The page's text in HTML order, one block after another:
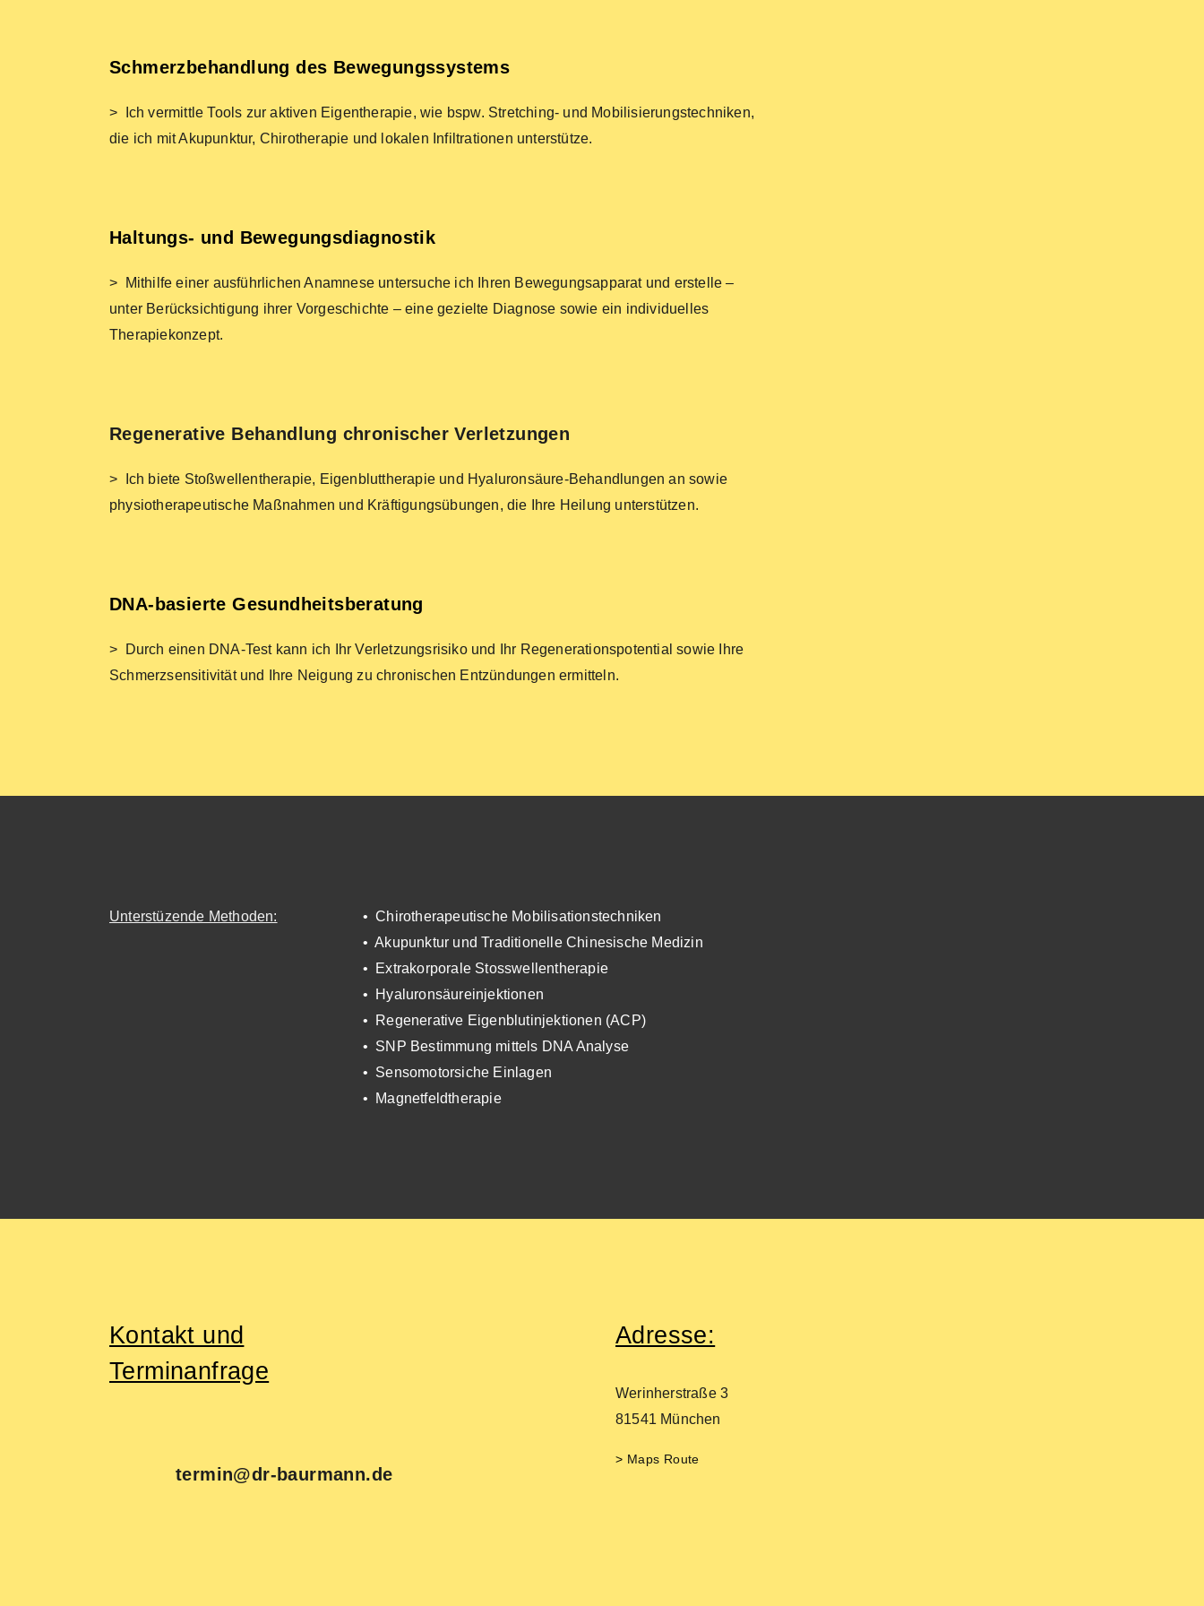
Schmerzbehandlung des Bewegungssystems
> Ich vermittle Tools zur aktiven Eigentherapie, wie bspw. Stretching- und Mobilisierungstechniken,
die ich mit Akupunktur, Chirotherapie und lokalen Infiltrationen unterstütze.
Haltungs- und Bewegungsdiagnostik
> Mithilfe einer ausführlichen Anamnese untersuche ich Ihren Bewegungsapparat und erstelle –
unter Berücksichtigung ihrer Vorgeschichte – eine gezielte Diagnose sowie ein individuelles
Therapiekonzept.
Regenerative Behandlung chronischer Verletzungen
> Ich biete Stoßwellentherapie, Eigenbluttherapie und Hyaluronsäure-Behandlungen an sowie
physiotherapeutische Maßnahmen und Kräftigungsübungen, die Ihre Heilung unterstützen.
DNA-basierte Gesundheitsberatung
> Durch einen DNA-Test kann ich Ihr Verletzungsrisiko und Ihr Regenerationspotential sowie Ihre
Schmerzsensitivität und Ihre Neigung zu chronischen Entzündungen ermitteln.
Unterstüzende Methoden: • Chirotherapeutische Mobilisationstechniken
• Akupunktur und Traditionelle Chinesische Medizin
•
Extrakorporale Stosswellentherapie
•
Hyaluronsäureinjektionen
•
Regenerative Eigenblutinjektionen (ACP)
• SNP Bestimmung mittels DNA Analyse
• Sensomotorsiche Einlagen
•
Magnetfeldtherapie
Kontakt und
Terminanfrage
termin@dr-baurmann.de
Adresse:
Werinherstraße 3
81541 München
> Maps Route
Individuelle Gesundheitstherapie,
Akupunktur, Chirotherapie
Dr. med. Thomas Baurmann
Facharzt für Orthopädie und